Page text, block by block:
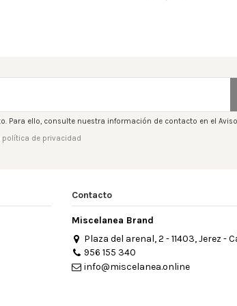
Para ello, consulte nuestra información de contacto en el Aviso
política de privacidad
Contacto
Miscelanea Brand
Plaza del arenal, 2 - 11403, Jerez -
956 155 340
info@miscelanea.online